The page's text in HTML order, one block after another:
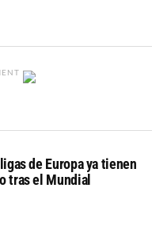
de Europa ya tienen
tras el Mundial